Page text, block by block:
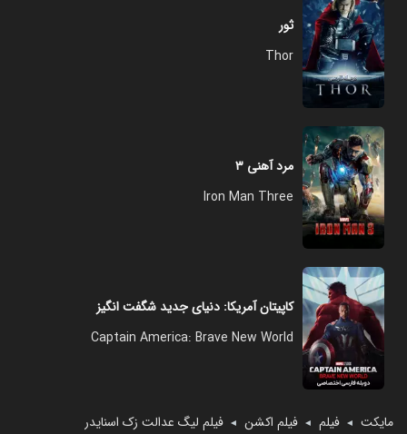
مایکت ◄ فیلم ◄ فیلم اکشن ◄ فیلم لیگ عدالت زک اسنایدر
ثور
Thor
مرد آهنی ۳
Iron Man Three
کاپیتان آمریکا: دنیای جدید شگفت انگیز
Captain America: Brave New World